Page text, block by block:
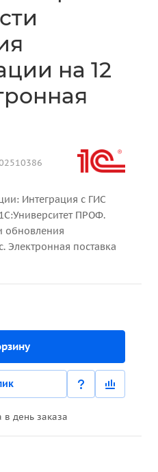
на 12
Интеграция с ГИС
ПРОФ.
обновления
Электронная поставка
в день заказа